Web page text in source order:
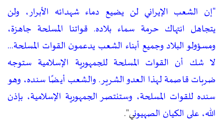
"إن الشعب الإيراني لن يضيع دماء شهدائه الأبرار، ولن
يتجاهل انتهاك حرمة سماء بلاده. قواتنا المسلحة جاهزة،
ومسؤولو البلاد وجميع أبناء الشعب يدعمون القوات المسلحة...
لا شك أن القوات المسلحة للجمهورية الإسلامية ستوجه
ضربات قاصمة لهذا العدو الشرير. والشعب أيضًا سنده، وهو
سنده للقوات المسلحة، وستنتصر الجمهورية الإسلامية، بإذن
الله، على الكيان الصهيوني".